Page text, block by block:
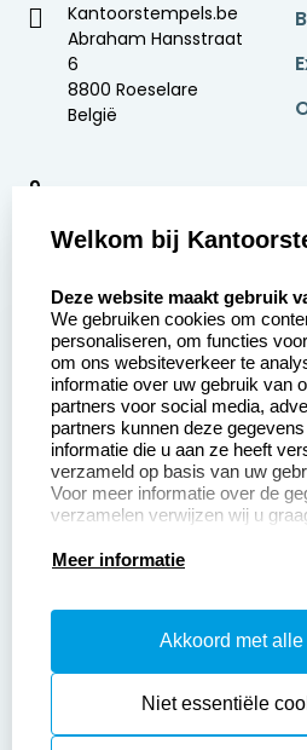
Kantoorstempels.be
Abraham Hansstraat
6
8800 Roeselare
België
9
Aanvraag op maat
Betaling &
Verzending
Wederverkoper
worden
Productinformatie:
Instructiepagina
Safety Sheets
Welkom bij
Deze website maakt gebruik
We gebruiken cookies om
personaliseren, om functies
om ons websiteverkeer te
informatie over uw gebruik van
partners voor social media,
partners kunnen deze
informatie die u aan ze heeft
verzameld op basis van uw
Voor meer informatie over de
verzamelen verwijzen wij u
Meer informatie
Akkoord met
Niet essentiële